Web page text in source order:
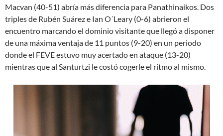
Macvan (40-51) abría más diferencia para Panathinaikos. Dos
triples de Rubén Suárez e Ian O´Leary (0-6) abrieron el
encuentro marcando el dominio visitante que llegó a disponer
de una máxima ventaja de 11 puntos (9-20) en un periodo
donde el FEVE estuvo muy acertado en ataque (13-20)
mientras que al Santurtzi le costó cogerle el ritmo al mismo.